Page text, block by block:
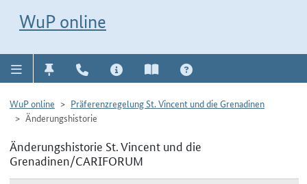
WuP online
WuP online
Präferenzregelung St. Vincent und die Grenadinen
Änderungshistorie
Änderungshistorie St. Vincent und die
Grenadinen/CARIFORUM